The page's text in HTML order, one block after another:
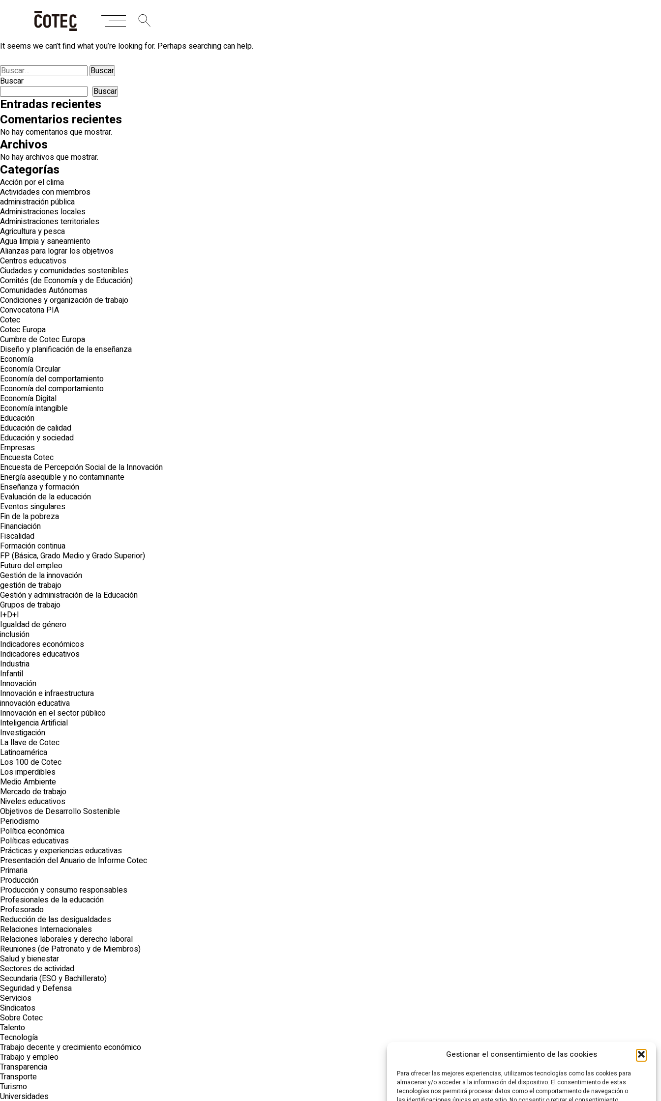
Gestionar el consentimiento de las cookies
Para ofrecer las mejores experiencias, utilizamos tecnologías como las cookies para
almacenar y/o acceder a la información del dispositivo. El consentimiento de estas
tecnologías nos permitirá procesar datos como el comportamiento de navegación o
Nothing Found
It seems we can’t find what you’re looking for. Perhaps searching can help.
Buscar:
Buscar
Buscar
Entradas recientes
Comentarios recientes
No hay comentarios que mostrar.
Archivos
No hay archivos que mostrar.
Categorías
Acción por el clima
Actividades con miembros
administración pública
Administraciones locales
Administraciones territoriales
Agricultura y pesca
Agua limpia y saneamiento
Alianzas para lograr los objetivos
Centros educativos
Ciudades y comunidades sostenibles
Comités (de Economía y de Educación)
Comunidades Autónomas
Condiciones y organización de trabajo
Convocatoria PIA
Cotec
Cotec Europa
Cumbre de Cotec Europa
Diseño y planificación de la enseñanza
Economía
Economía Circular
Economía del comportamiento
Economía del comportamiento
Economía Digital
Economía intangible
Educación
Educación de calidad
Educación y sociedad
Empresas
Encuesta Cotec
Encuesta de Percepción Social de la Innovación
Energía asequible y no contaminante
Enseñanza y formación
Evaluación de la educación
Eventos singulares
Fin de la pobreza
Financiación
Fiscalidad
Formación continua
FP (Básica, Grado Medio y Grado Superior)
Futuro del empleo
Gestión de la innovación
gestión de trabajo
Gestión y administración de la Educación
Grupos de trabajo
I+D+I
Igualdad de género
inclusión
Indicadores económicos
Indicadores educativos
Industria
Infantil
Innovación
Innovación e infraestructura
innovación educativa
Innovación en el sector público
Inteligencia Artificial
Investigación
La llave de Cotec
Latinoamérica
Los 100 de Cotec
Los imperdibles
Medio Ambiente
Mercado de trabajo
Niveles educativos
Objetivos de Desarrollo Sostenible
Periodismo
Política económica
Políticas educativas
Prácticas y experiencias educativas
Presentación del Anuario de Informe Cotec
Primaria
Producción
Producción y consumo responsables
Profesionales de la educación
Profesorado
Reducción de las desigualdades
Relaciones Internacionales
Relaciones laborales y derecho laboral
Reuniones (de Patronato y de Miembros)
Salud y bienestar
Sectores de actividad
Secundaria (ESO y Bachillerato)
Seguridad y Defensa
Servicios
Sindicatos
Sobre Cotec
Talento
Tecnología
Trabajo decente y crecimiento económico
Trabajo y empleo
Transparencia
Transporte
Turismo
Universidades